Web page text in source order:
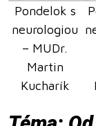
Pondelok s
neurologiou
– MUDr.
Martin
Kucharík